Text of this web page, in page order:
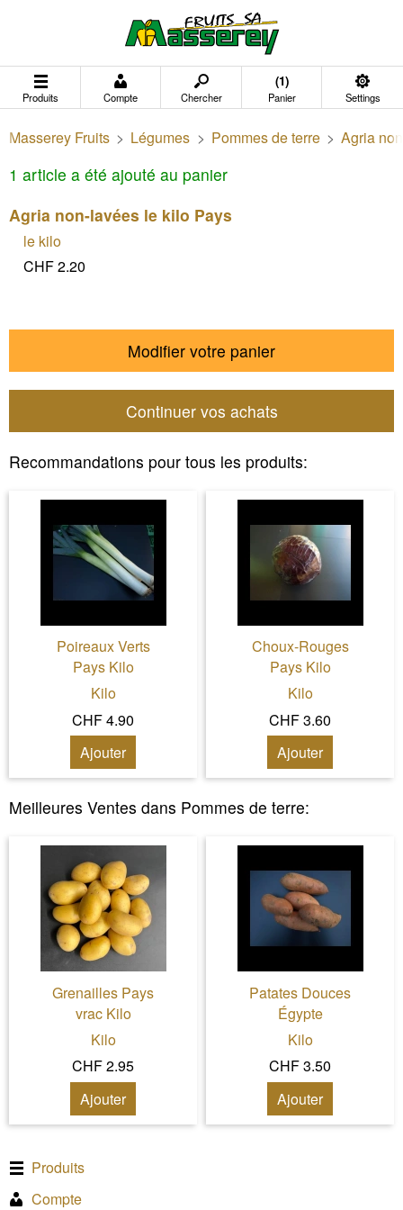
Produits Compte Chercher
(1)
Panier Settings
Masserey Fruits > Légumes > Pommes de terre > Agria
1 article a été ajouté au panier
Agria non-lavées le kilo Pays
le kilo
CHF 2.20
Modifier votre panier
Continuer vos achats
Recommandations pour tous les produits:
Poireaux Verts
Pays Kilo
Kilo
CHF 4.90
Ajouter
Choux-Rouges
Pays Kilo
Kilo
CHF 3.60
Ajouter
Meilleures Ventes dans Pommes de terre:
Grenailles Pays
vrac Kilo
Kilo
CHF 2.95
Ajouter
Patates Douces
Égypte
Kilo
CHF 3.50
Ajouter
Produits
Compte